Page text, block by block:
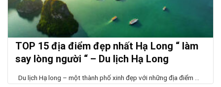
TOP 15 địa điểm đẹp nhất Hạ Long “ làm
say lòng người “ – Du lịch Hạ Long
Du lịch Hạ long – một thành phố xinh đẹp với những địa điểm ...